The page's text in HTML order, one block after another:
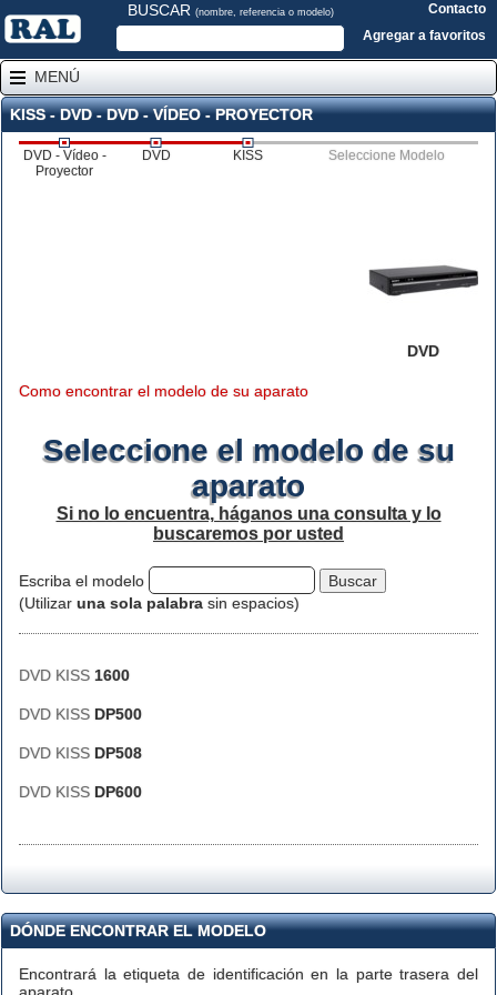
BUSCAR (nombre, referencia o modelo)
Contacto
Agregar a favoritos
MENÚ
KISS - DVD - DVD - VÍDEO - PROYECTOR
DVD - Vídeo -
Proyector
DVD KISS Seleccione Modelo
DVD
Como encontrar el modelo de su aparato
Seleccione el modelo de su
aparato
Si no lo encuentra, háganos una consulta y lo
buscaremos por usted
Escriba el modelo
(Utilizar una sola palabra sin espacios)
DVD KISS 1600
DVD KISS DP500
DVD KISS DP508
DVD KISS DP600
DÓNDE ENCONTRAR EL MODELO
Encontrará la etiqueta de identificación en la parte trasera del